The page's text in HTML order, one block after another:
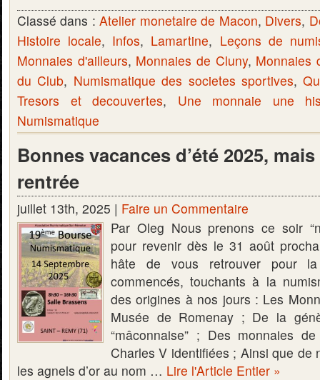
Classé dans :Atelier monetaire de Macon, Divers,
Histoire locale, Infos, Lamartine, Leçons de
Monnaies d'ailleurs, Monnaies de Cluny, Monnaies
du Club, Numismatique des societes sportives,
Tresors et decouvertes, Une monnaie une
Numismatique
Bonnes vacances d’été 2025,
rentrée
juillet 13th, 2025 | Faire un Commentaire
Par Oleg Nous prenons ce soir
pour revenir dès le 31 août
hâte de vous retrouver pour
commencés, touchants à la
des origines à nos jours : Les
Musée de Romenay ; De la
“mâconnaise” ; Des monnaies
Charles V identifiées ; Ainsi que de
les agnels d’or au nom … Lire l'Article Entier »